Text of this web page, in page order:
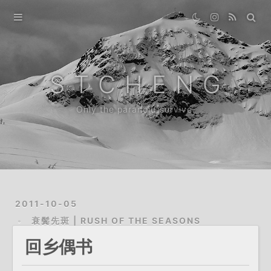
Home
Destination
About
S T C H E N G
Only the paranoid survive.
2011-10-05
衰鬓先斑 | RUSH OF THE SEASONS
回乡偶书